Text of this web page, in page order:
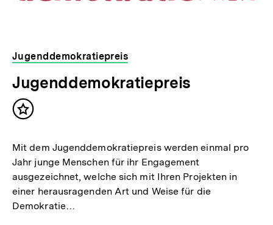
Jugenddemokratiepreis
Jugenddemokratiepreis
Inhalt
Mit dem Jugenddemokratiepreis werden einmal pro
Jahr junge Menschen für ihr Engagement
ausgezeichnet, welche sich mit Ihren Projekten in
einer herausragenden Art und Weise für die
Demokratie…